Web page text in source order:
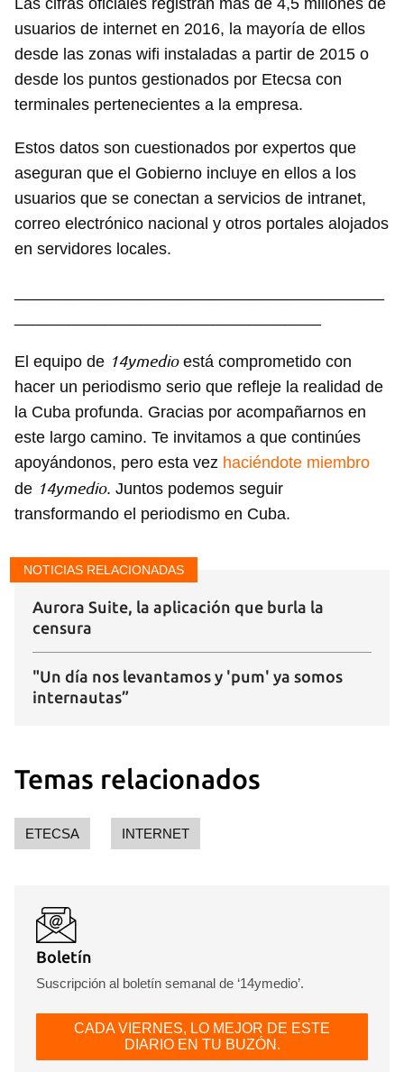
Las cifras oficiales registran más de 4,5 millones de
usuarios de internet en 2016, la mayoría de ellos
desde las zonas wifi instaladas a partir de 2015 o
desde los puntos gestionados por Etecsa con
terminales pertenecientes a la empresa.
Estos datos son cuestionados por expertos que
aseguran que el Gobierno incluye en ellos a los
usuarios que se conectan a servicios de intranet,
correo electrónico nacional y otros portales alojados
en servidores locales.
El equipo de 14ymedioestá comprometido con
hacer un periodismo serio que refleje la realidad de
la Cuba profunda. Gracias por acompañarnos en
este largo camino. Te invitamos a que continúes
apoyándonos, pero esta vez haciéndote miembro
de 14ymedio. Juntos podemos seguir
transformando el periodismo en Cuba.
NOTICIAS RELACIONADAS
Aurora Suite, la aplicación que burla la
censura
"Un día nos levantamos y 'pum' ya somos
internautas”
Temas relacionados
ETECSA INTERNET
Boletín
Suscripción al boletín semanal de ‘14ymedio’.
CADA VIERNES, LO MEJOR DE ESTE
DIARIO EN TU BUZÓN.